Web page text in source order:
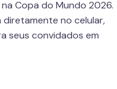
Copa do Mundo 2026.
diretamente no celular,
seus convidados em